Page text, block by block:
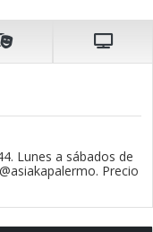
Lunes a sábados de
Precio